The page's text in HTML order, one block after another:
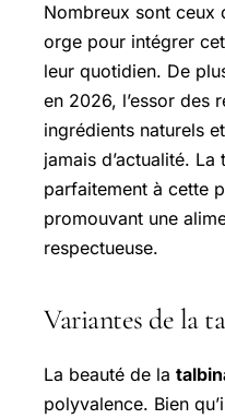
Nombreux sont ceux
orge pour intégrer
leur quotidien. De
en 2026, l’essor des
ingrédients naturels
jamais d’actualité. La
parfaitement à cette
promouvant une
respectueuse.
Variantes de la
La beauté de la
polyvalence. Bien